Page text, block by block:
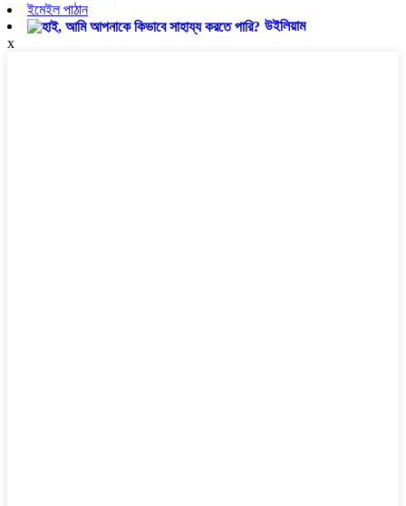
ইমেইল পাঠান
উইলিয়াম
x